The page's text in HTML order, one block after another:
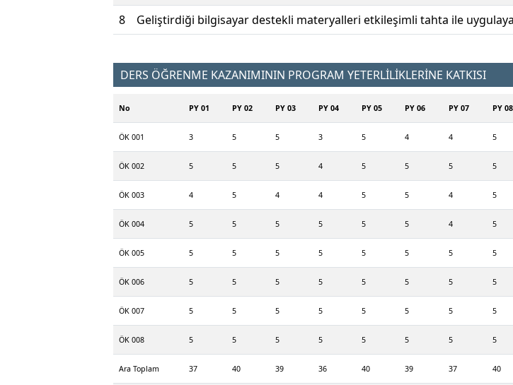
8
Geliştirdiği bilgisayar destekli materyalleri etkileşimli tahta ile
DERS ÖĞRENME KAZANIMININ PROGRAM YETERLİLİKLERİNE KATKISI
No PY 01 PY 02 PY 03 PY 04 PY 05 PY 06 PY 07 PY 08
ÖK 001 3 5 5 3 5 4 4 5
ÖK 002 5 5 5 4 5 5 5 5
ÖK 003 4 5 4 4 5 5 4 5
ÖK 004 5 5 5 5 5 5 4 5
ÖK 005 5 5 5 5 5 5 5 5
ÖK 006 5 5 5 5 5 5 5 5
ÖK 007 5 5 5 5 5 5 5 5
ÖK 008 5 5 5 5 5 5 5 5
Ara Toplam 37 40 39 36 40 39 37 40